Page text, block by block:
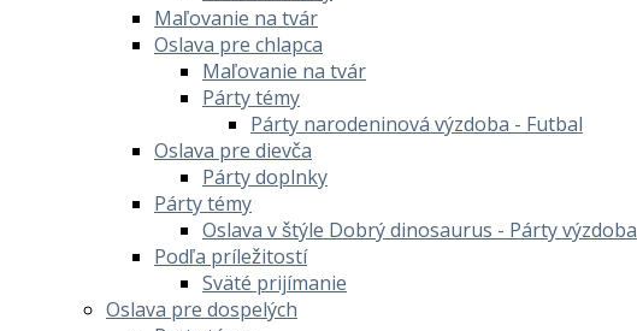
Maľovanie na tvár
Oslava pre chlapca
Maľovanie na tvár
Párty témy
Párty narodeninová výzdoba - Futbal
Oslava pre dievča
Párty doplnky
Párty témy
Oslava v štýle Dobrý dinosaurus - Párty výzdoba
Podľa príležitostí
Sväté prijímanie
Oslava pre dospelých